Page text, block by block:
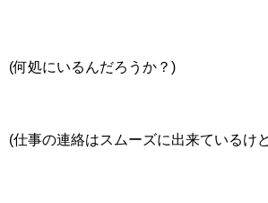
(何処にいるんだろうか？)
(仕事の連絡はスムーズに出来ているけ